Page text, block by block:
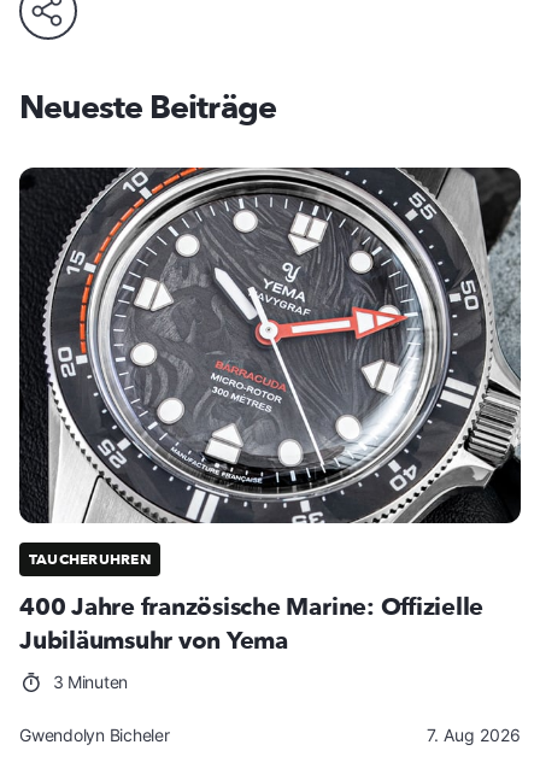
Neueste Beiträge
TAUCHERUHREN
400 Jahre französische Marine: Offizielle
Jubiläumsuhr von Yema
3 Minuten
Gwendolyn Bicheler 7. Aug 2026